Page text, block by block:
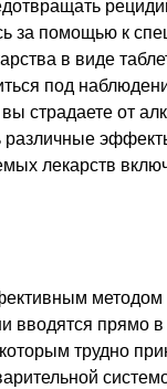
за помощью к
в виде
под
страдаете от
различные
лекарств
методом
вводятся прямо
трудно